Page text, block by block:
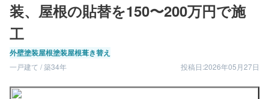
装、屋根の貼替を150〜200万円で施
工
外壁塗装屋根塗装屋根葺き替え
一戸建て / 築34年 投稿日:2026年05月27日